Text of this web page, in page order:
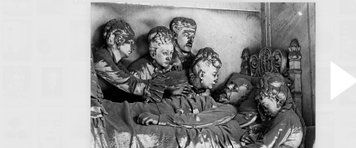
photographe, il
tombes, mausolées,
cénotaphes et
recueil
d'architectures
symbolismes,
d'érotismes,
métaphysique, de
d'oublis